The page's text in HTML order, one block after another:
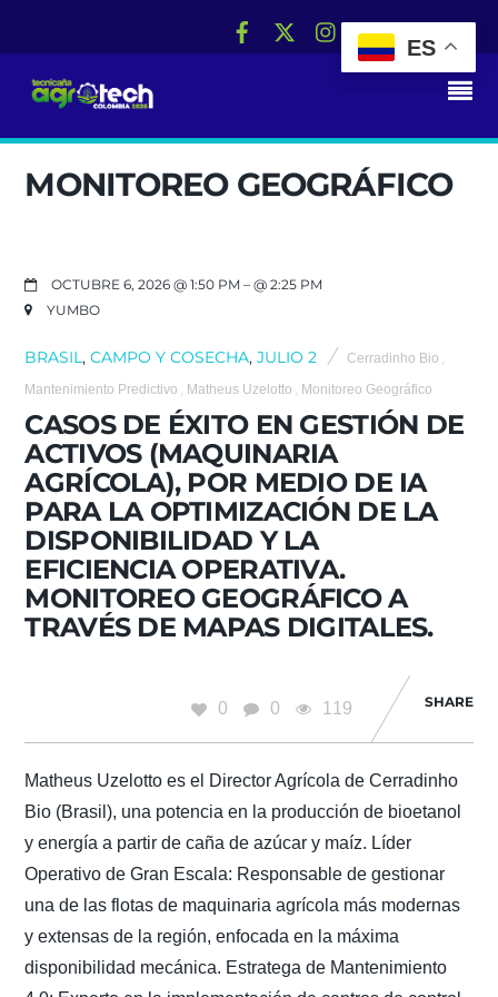
MONITOREO GEOGRÁFICO
OCTUBRE 6, 2026 @ 1:50 PM– @ 2:25 PM
YUMBO
BRASIL ,CAMPO Y COSECHA,JULIO 2 Cerradinho Bio
Mantenimiento Predictivo Matheus Uzelotto Monitoreo Geográfico
CASOS DE ÉXITO EN GESTIÓN DE
ACTIVOS (MAQUINARIA
AGRÍCOLA), POR MEDIO DE IA
PARA LA OPTIMIZACIÓN DE LA
DISPONIBILIDAD Y LA
EFICIENCIA OPERATIVA.
MONITOREO GEOGRÁFICO A
TRAVÉS DE MAPAS DIGITALES.
0 0 119 SHARE
Matheus Uzelotto es el Director Agrícola de Cerradinho
Bio (Brasil), una potencia en la producción de bioetanol
y energía a partir de caña de azúcar y maíz. Líder
Operativo de Gran Escala: Responsable de gestionar
una de las flotas de maquinaria agrícola más modernas
y extensas de la región, enfocada en la máxima
disponibilidad mecánica. Estratega de Mantenimiento
ES